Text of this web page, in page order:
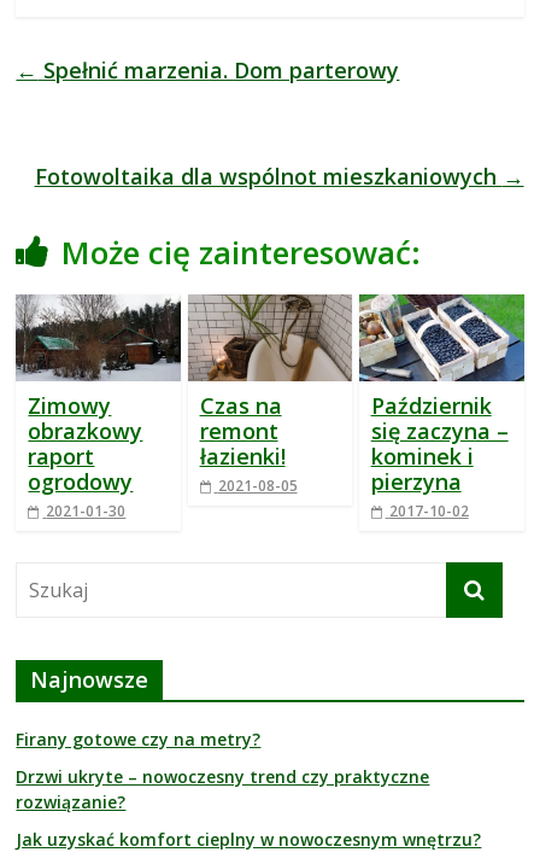
← Spełnić marzenia. Dom parterowy
Fotowoltaika dla wspólnot mieszkaniowych →
Może cię zainteresować:
Zimowy
obrazkowy
raport
ogrodowy
2021-01-30
Czas na
remont
łazienki!
2021-08-05
Październik
się zaczyna –
kominek i
pierzyna
2017-10-02
Najnowsze
Firany gotowe czy na metry?
Drzwi ukryte – nowoczesny trend czy praktyczne
rozwiązanie?
Jak uzyskać komfort cieplny w nowoczesnym wnętrzu?